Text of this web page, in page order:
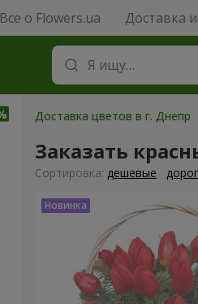
Все о Flowers.ua Доставка
Доставка цветов в г. Днепр
Заказать
Cортировка: дешевые